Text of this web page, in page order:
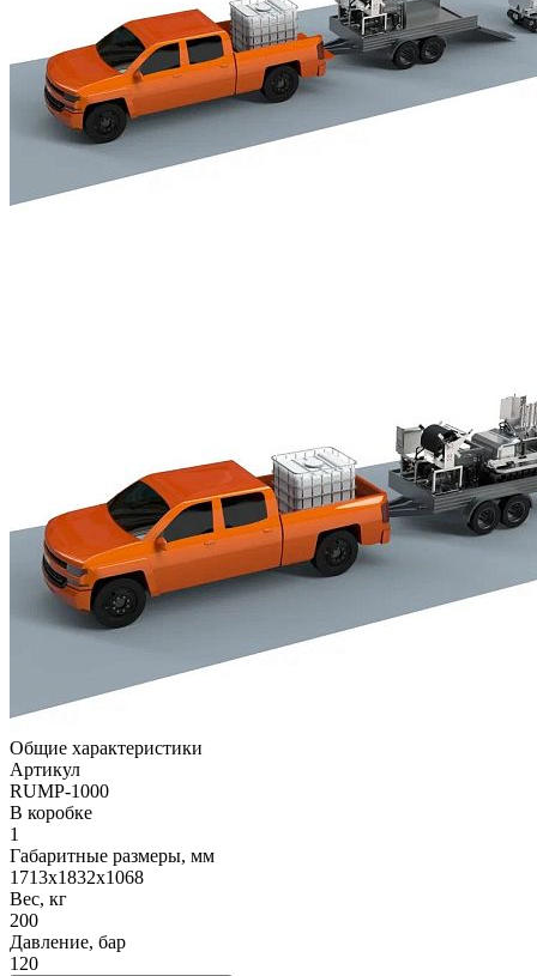
Общие характеристики
Артикул
RUMP-1000
В коробке
1
Габаритные размеры, мм
1713х1832х1068
Вес, кг
200
Давление, бар
120